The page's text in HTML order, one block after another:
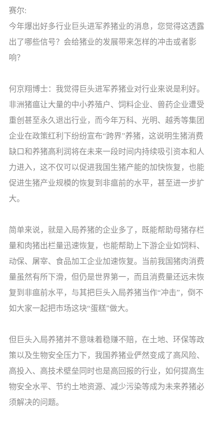
赛尔:
今年爆出好多行业巨头进军养猪业的消息，您觉得这透露
出了哪些信号？会给猪业的发展带来怎样的冲击或者影
响？
何京翔博士：我觉得巨头进军养猪业对行业来说是利好。
非洲猪瘟让大量的中小养殖户、饲料企业、兽药企业遭受
重创甚至永久退出行业，而今年万科、光明、越秀等集团
企业在政策红利下纷纷宣布“跨界”养猪，这说明生猪消费
缺口和养猪高利润将在未来一段时间内持续吸引资本和人
力进入，这不仅可以促进我国生猪产能的加快恢复，也能
促进生猪产业规模的恢复到非瘟前的水平，甚至进一步扩
大。
简单来说，就是入局养猪的企业多了，既能帮助母猪存栏
量和肉猪出栏量迅速恢复，也能帮助上下游企业如饲料、
动保、屠宰、食品加工企业加速恢复。当前我国猪肉消费
量虽然有所下滑，但仍是世界第一，而且消费量还远未恢
复到非瘟前水平，与其把巨头入局养猪当作“冲击”，倒不
如大家一起把市场这块“蛋糕”做大。
但巨头入局养猪并不意味着稳赚不赔，在土地、环保等政
策以及生物安全压力下，我国养猪业俨然变成了高风险、
高投入、高技术壁垒同时也是高回报的行业，如何提高生
物安全水平、节约土地资源、减少污染等成为未来养猪必
须解决的问题。